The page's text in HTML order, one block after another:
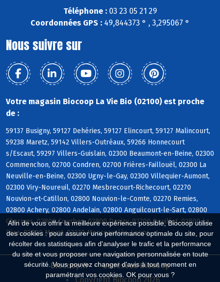
Afin de vous offrir la meilleure expérience possible, Biocoop utilise
des cookies : pour assurer une performance optimale du site, pour
récolter des statistiques afin d'analyser le trafic et la performance
du site et vous proposer une navigation personnalisée en toute
sécurité. Vous pouvez changer d'avis à tout moment en
paramétrant vos cookies. OK pour vous ?
Téléphone :03 23 05 21 29
Coordonnées GPS : 49,844373 ° , 3,295067 °
Nous suivre sur
Votre magasin Biocoop La Vie Bio (02100) est proche
de :
59137 Busigny, 59127 Dehéries, 59127 Elincourt, 59127 Malincourt,
59238 Maretz, 59142 Villers-Outréaux, 59266 Honnecourt
s/Escaut, 59297 Villers-Guislain, 02300 Beaumont-en-Beine, 02300
Commenchon, 02700 Condren, 02700 Frières-Faillouël, 02300 La
Neuville-en-Beine, 02300 Ugny-le-Gay, 02300 Villequier-Aumont,
02300 Viry-Noureuil, 02270 Mesbrecourt-Richecourt, 02270
Nouvion-et-Catillon, 02800 Nouvion-le-Comte, 02270 Remies,
02800 Achery, 02800 Andelain, 02800 Anguilcourt-le-Sart, 02800
Charmes, 02800 Courbes, 02800 Danizy, 02700 Deuillet, 02800 La
Fère, 02800 Mayot, 02270 Monceau-lès-Leups
Biocoop.fr
Le réseau Biocoop
Copyright Biocoop 2026